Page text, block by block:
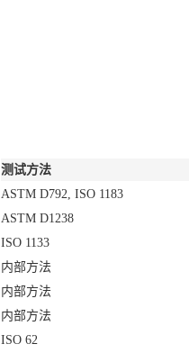
测试方法
ASTM D792, ISO 1183
ASTM D1238
ISO 1133
内部方法
内部方法
内部方法
ISO 62